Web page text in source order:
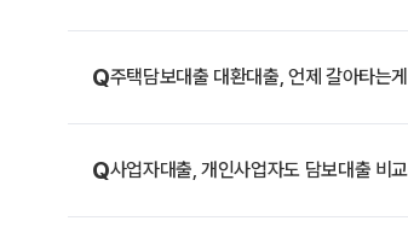
Q주택담보대출 대환대출, 언제 갈아타는
Q사업자대출, 개인사업자도 담보대출 비